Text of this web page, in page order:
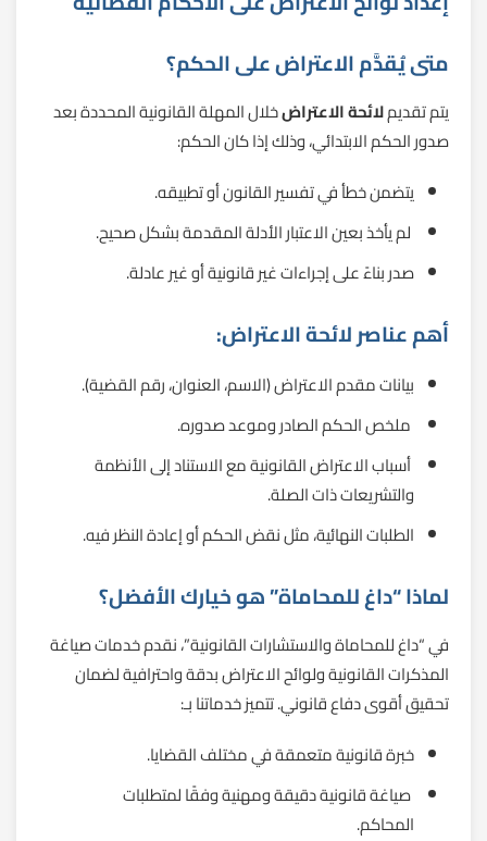
متى يُقدَّم الاعتراض على الحكم؟
يتم تقديملائحة الاعتراضخلال المهلة القانونية المحددة بعد
صدور الحكم الابتدائي، وذلك إذا كان الحكم:
يتضمن خطأ في تفسير القانون أو تطبيقه.
لم يأخذ بعين الاعتبار الأدلة المقدمة بشكل صحيح.
صدر بناءً على إجراءات غير قانونية أو غير عادلة.
أهم عناصر لائحة الاعتراض:
بيانات مقدم الاعتراض (الاسم، العنوان، رقم القضية).
ملخص الحكم الصادر وموعد صدوره.
أسباب الاعتراض القانونية مع الاستناد إلى الأنظمة
والتشريعات ذات الصلة.
الطلبات النهائية، مثل نقض الحكم أو إعادة النظر فيه.
لماذا “داغ للمحاماة” هو خيارك الأفضل؟
في “داغ للمحاماة والاستشارات القانونية”، نقدم خدمات صياغة
المذكرات القانونية ولوائح الاعتراض بدقة واحترافية لضمان
تحقيق أقوى دفاع قانوني. تتميز خدماتنا بـ:
خبرة قانونية متعمقة في مختلف القضايا.
صياغة قانونية دقيقة ومهنية وفقًا لمتطلبات
المحاكم.